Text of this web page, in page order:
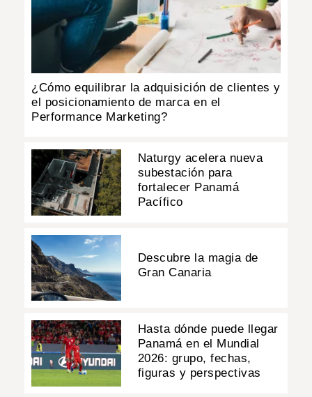
¿Cómo equilibrar la adquisición de clientes y
el posicionamiento de marca en el
Performance Marketing?
Naturgy acelera nueva
subestación para
fortalecer Panamá
Pacífico
Descubre la magia de
Gran Canaria
Hasta dónde puede llegar
Panamá en el Mundial
2026: grupo, fechas,
figuras y perspectivas